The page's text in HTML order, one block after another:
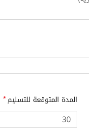
المدة المتوقعة للتسليم*